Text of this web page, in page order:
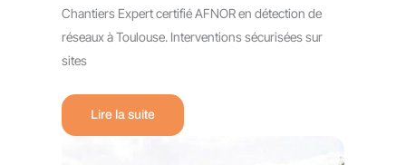
Chantiers Expert certifié AFNOR en détection de
réseaux à Toulouse. Interventions sécurisées sur
sites
Lire la suite